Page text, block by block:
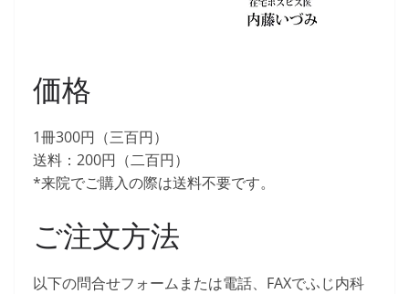
価格
1冊300円（三百円）
送料：200円（二百円）
*来院でご購入の際は送料不要です。
ご注文方法
以下の問合せフォームまたは電話、FAXでふじ内科